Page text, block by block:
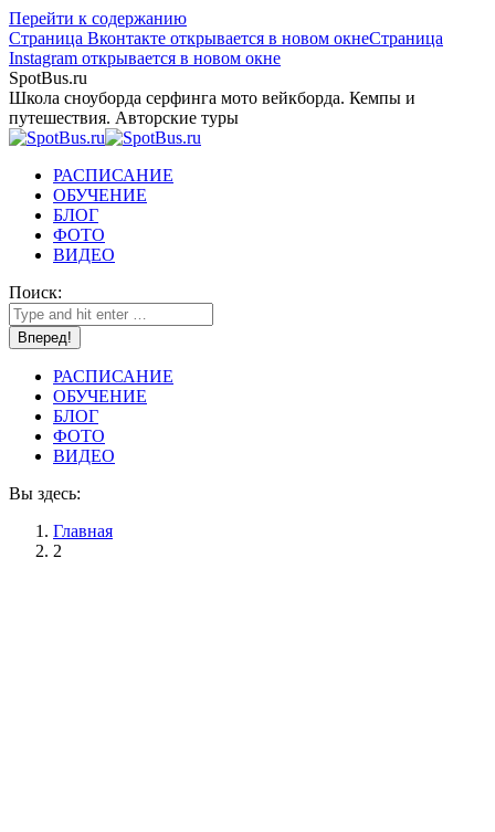
Перейти к содержанию
Страница Вконтакте открывается в новом окнеСтраница
Instagram открывается в новом окне
SpotBus.ru
Школа сноуборда серфинга мото вейкборда. Кемпы и
путешествия. Авторские туры
РАСПИСАНИЕ
ОБУЧЕНИЕ
БЛОГ
ФОТО
ВИДЕО
Поиск:
РАСПИСАНИЕ
ОБУЧЕНИЕ
БЛОГ
ФОТО
ВИДЕО
Вы здесь:
Главная
2